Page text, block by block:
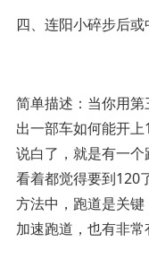
四、连阳小碎步后
简单描述：当你用
出一部车如何能开
说白了，就是有一
看着都觉得要到120
方法中，跑道是关
加速跑道，也有非常